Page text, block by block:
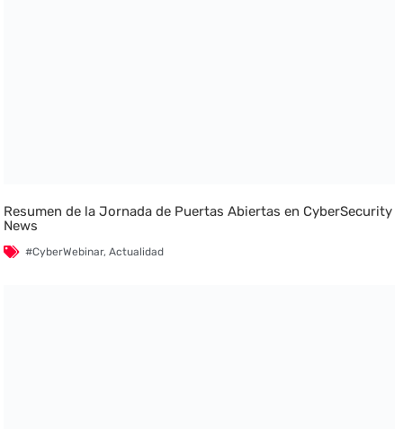
Resumen de la Jornada de Puertas Abiertas en CyberSecurity
News
#CyberWebinar,Actualidad